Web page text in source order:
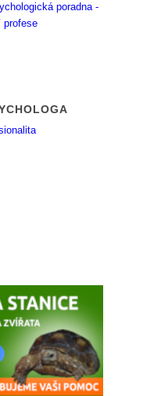
poradna -
profese